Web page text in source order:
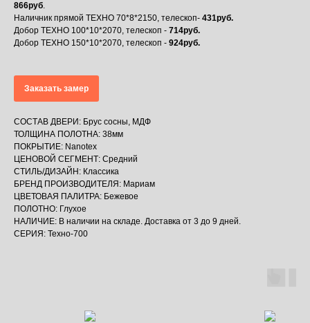
866руб.
Наличник прямой ТЕХНО 70*8*2150, телескоп- 431руб.
Добор ТЕХНО 100*10*2070, телескоп - 714руб.
Добор ТЕХНО 150*10*2070, телескоп - 924руб.
Заказать замер
СОСТАВ ДВЕРИ: Брус сосны, МДФ
ТОЛЩИНА ПОЛОТНА: 38мм
ПОКРЫТИЕ: Nanotex
ЦЕНОВОЙ СЕГМЕНТ: Средний
СТИЛЬ/ДИЗАЙН: Классика
БРЕНД ПРОИЗВОДИТЕЛЯ: Мариам
ЦВЕТОВАЯ ПАЛИТРА: Бежевое
ПОЛОТНО: Глухое
НАЛИЧИЕ: В наличии на складе. Доставка от 3 до 9 дней.
СЕРИЯ: Техно-700